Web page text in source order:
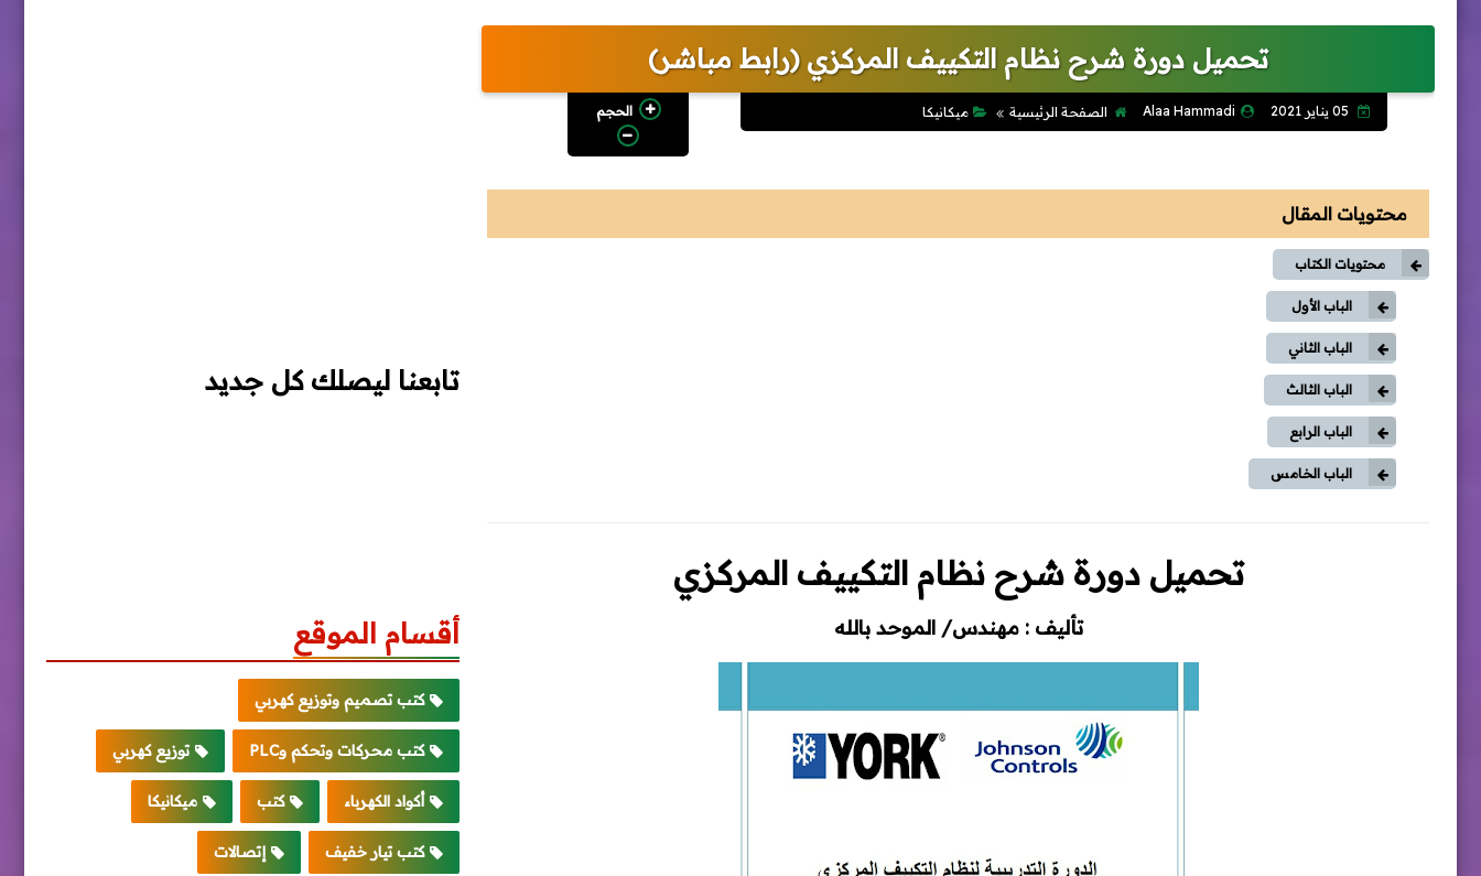
تحميل دورة شرح نظام التكييف المركزي (رابط مباشر)
Alaa Hammadi الصفحة الرئيسية ميكانيكا الحجم
محتويات المقال
محتويات الكتاب
الباب الأول
الباب الثاني
الباب الثالث
الباب الرابع
الباب الخامس
تحميل دورة شرح نظام التكييف المركزي
تأليف : مهندس/ الموحد بالله
تابعنا ليصلك كل جديد
أقسام الموقع
كتب تصميم وتوزيع كهربي
كتب محركات وتحكم وPLC توزيع كهربي
أكواد الكهرباء كتب ميكانيكا
كتب تيار خفيف إتصالات